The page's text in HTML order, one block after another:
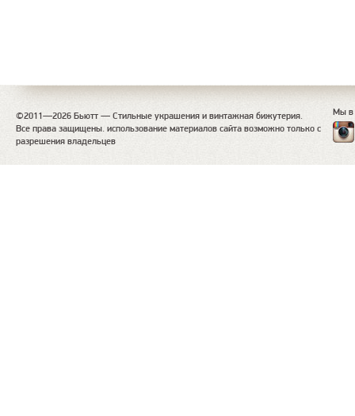
©2011—2026 Бьютт — Стильные украшения и винтажная бижутерия.
Все права защищены. использование материалов сайта возможно только с
разрешения владельцев
Мы в